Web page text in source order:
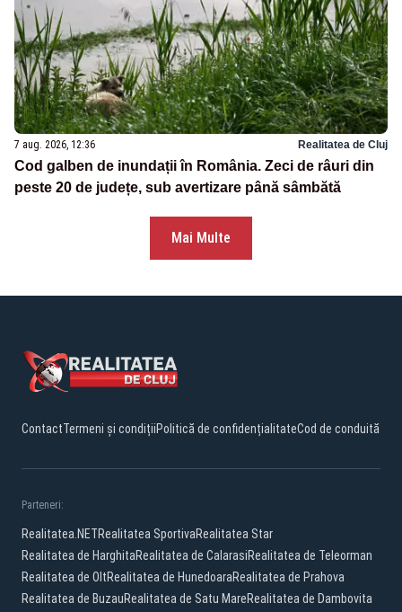
7 aug. 2026, 12:36 Realitatea de Cluj
Cod galben de inundații în România. Zeci de râuri din
peste 20 de județe, sub avertizare până sâmbătă
Mai Multe
ContactTermeni și condițiiPolitică de confidențialitateCod de conduită
Parteneri:
Realitatea.NETRealitatea SportivaRealitatea Star
Realitatea de HarghitaRealitatea de CalarasiRealitatea de Teleorman
Realitatea de OltRealitatea de HunedoaraRealitatea de Prahova
Realitatea de BuzauRealitatea de Satu MareRealitatea de Dambovita